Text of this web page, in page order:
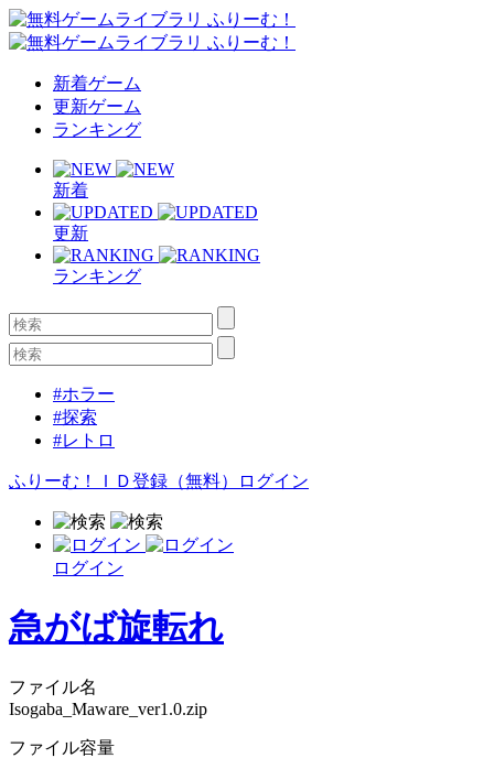
新着ゲーム
更新ゲーム
ランキング
新着
更新
ランキング
#ホラー
#探索
#レトロ
ふりーむ！ＩＤ登録（無料） ログイン
ログイン
急がば旋転れ
ファイル名
Isogaba_Maware_ver1.0.zip
ファイル容量